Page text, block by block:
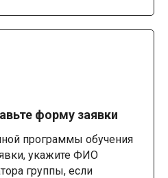
форму заявки
программы обучения
укажите ФИО
группы, если